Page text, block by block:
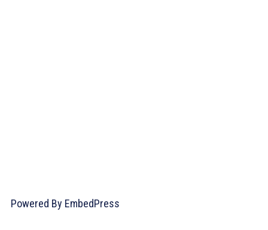
Powered By EmbedPress